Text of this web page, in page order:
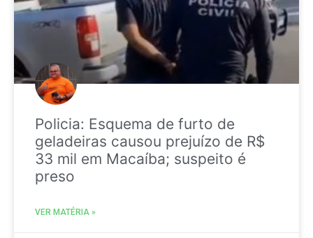
Policia: Esquema de furto de
geladeiras causou prejuízo de R$
33 mil em Macaíba; suspeito é
preso
VER MATÉRIA »